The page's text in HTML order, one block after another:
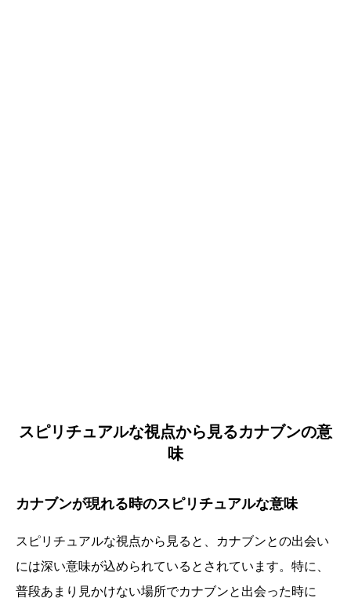
スピリチュアルな視点から見るカナブンの意
味
カナブンが現れる時のスピリチュアルな意味
スピリチュアルな視点から見ると、カナブンとの出会い
には深い意味が込められているとされています。特に、
普段あまり見かけない場所でカナブンと出会った時に